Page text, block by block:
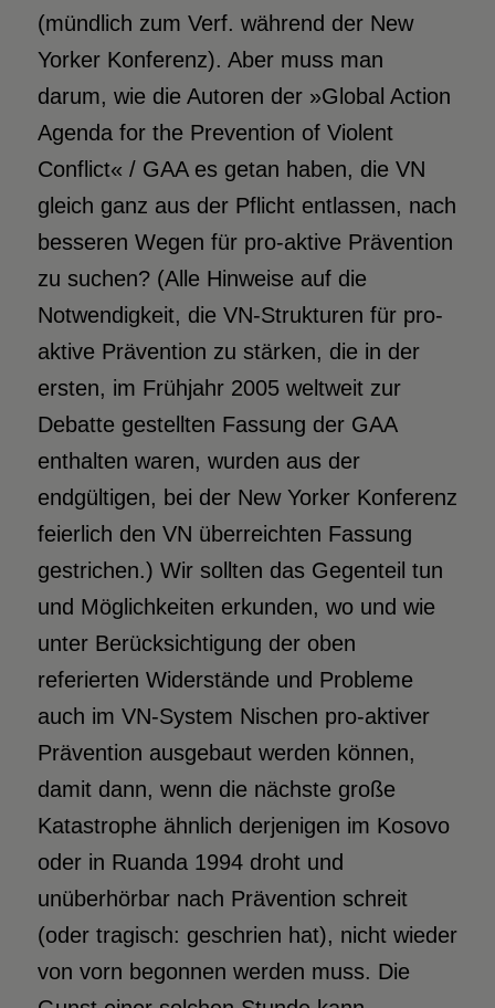
(mündlich zum Verf. während der New
Yorker Konferenz). Aber muss man
darum, wie die Autoren der »Global Action
Agenda for the Prevention of Violent
Conflict« / GAA es getan haben, die VN
gleich ganz aus der Pflicht entlassen, nach
besseren Wegen für pro-aktive Prävention
zu suchen? (Alle Hinweise auf die
Notwendigkeit, die VN-Strukturen für pro-
aktive Prävention zu stärken, die in der
ersten, im Frühjahr 2005 weltweit zur
Debatte gestellten Fassung der GAA
enthalten waren, wurden aus der
endgültigen, bei der New Yorker Konferenz
feierlich den VN überreichten Fassung
gestrichen.) Wir sollten das Gegenteil tun
und Möglichkeiten erkunden, wo und wie
unter Berücksichtigung der oben
referierten Widerstände und Probleme
auch im VN-System Nischen pro-aktiver
Prävention ausgebaut werden können,
damit dann, wenn die nächste große
Katastrophe ähnlich derjenigen im Kosovo
oder in Ruanda 1994 droht und
unüberhörbar nach Prävention schreit
(oder tragisch: geschrien hat), nicht wieder
von vorn begonnen werden muss. Die